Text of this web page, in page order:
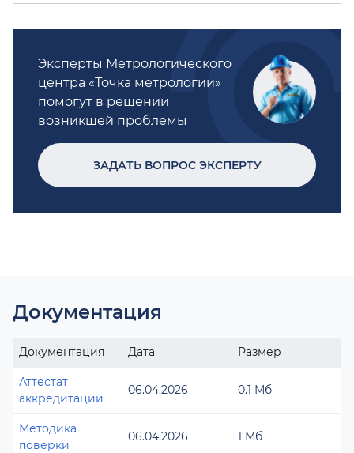
Эксперты Метрологического
центра «Точка метрологии»
помогут в решении
возникшей проблемы
ЗАДАТЬ ВОПРОС ЭКСПЕРТУ
Документация
Документация Дата Размер
Аттестат
аккредитации
06.04.2026 0.1 Мб
Методика
поверки
06.04.2026 1 Мб